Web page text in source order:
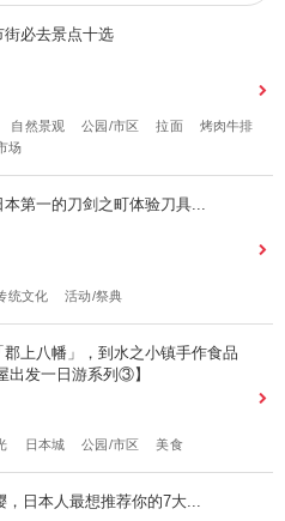
必去景点十选
自然景观 公园/市区 拉面
烤肉牛排
场
第一的刀剑之町体验刀具...
统文化 活动/祭典
上八幡」，到水之小镇手作食品
出发一日游系列③】
日本城 公园/市区 美食
，日本人最想推荐你的7大...